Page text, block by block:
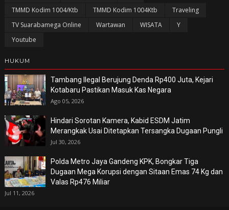
TMMD Kodim 1004/Ktb
TMMD Kodim 1004Ktb
Traveling
TV Suarabamega Online
Wartawan WISATA
Y
Youtube
HUKUM
Tambang Ilegal Berujung Denda Rp400 Juta, Kejari
Kotabaru Pastikan Masuk Kas Negara
Ago 05, 2026
Hindari Sorotan Kamera, Kabid ESDM Jatim
Merangkak Usai Ditetapkan Tersangka Dugaan Pungli
Jul 30, 2026
Polda Metro Jaya Gandeng KPK, Bongkar Tiga
Dugaan Mega Korupsi dengan Sitaan Emas 74 Kg dan
Valas Rp476 Miliar
Jul 11, 2026